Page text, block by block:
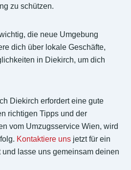
zu schützen.
die neue Umgebung
dich über lokale Geschäfte,
in Diekirch, um dich
Diekirch erfordert eine gute
richtigen Tipps und der
vom Umzugsservice Wien, wird
Kontaktiere uns jetzt für ein
lasse uns gemeinsam deinen